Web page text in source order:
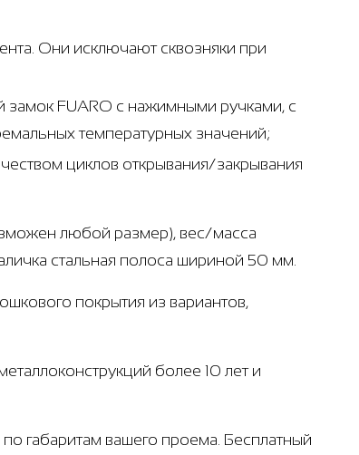
Они исключают сквозняки при
замок FUARO с нажимными ручками, с
температурных значений;
циклов открывания/закрывания
любой размер), вес/масса
стальная полоса шириной 50 мм.
покрытия из вариантов,
более 10 лет и
габаритам вашего проема. Бесплатный